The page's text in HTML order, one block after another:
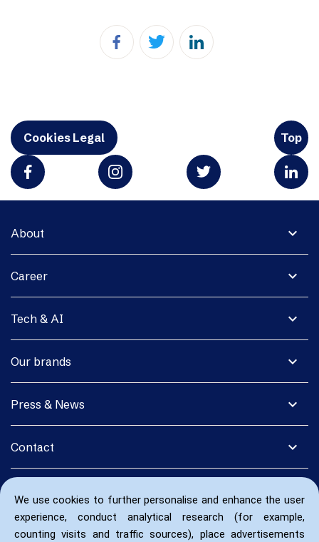
We use cookies to further personalise and enhance the user
experience, conduct analytical research (for example,
counting visits and traffic sources), place advertisements
Cookies Legal Top
expand_more
About
expand_more
Career
expand_more
Tech & AI
expand_more
Our brands
expand_more
Press & News
expand_more
Contact